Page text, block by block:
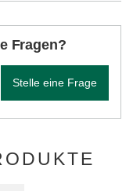
Fragen?
Stelle eine Frage